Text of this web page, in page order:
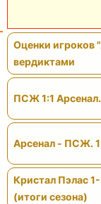
Оценки игроков
вердиктами
ПСЖ 1:1
Арсенал - ПСЖ.
Кристал Пэлас
(итоги сезона)